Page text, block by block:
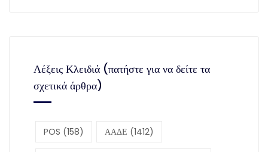
Λέξεις Κλειδιά (πατήστε για να δείτε τα
σχετικά άρθρα)
POS (158) ΑΑΔΕ (1412)